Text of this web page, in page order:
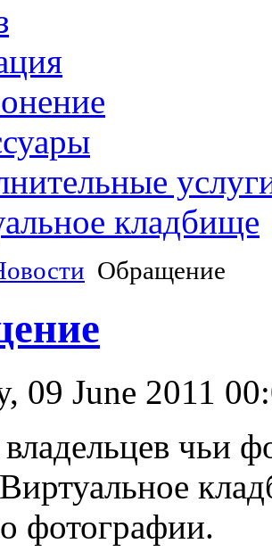
кладбище
Обращение
09 June 2011
чьи
фотографии.